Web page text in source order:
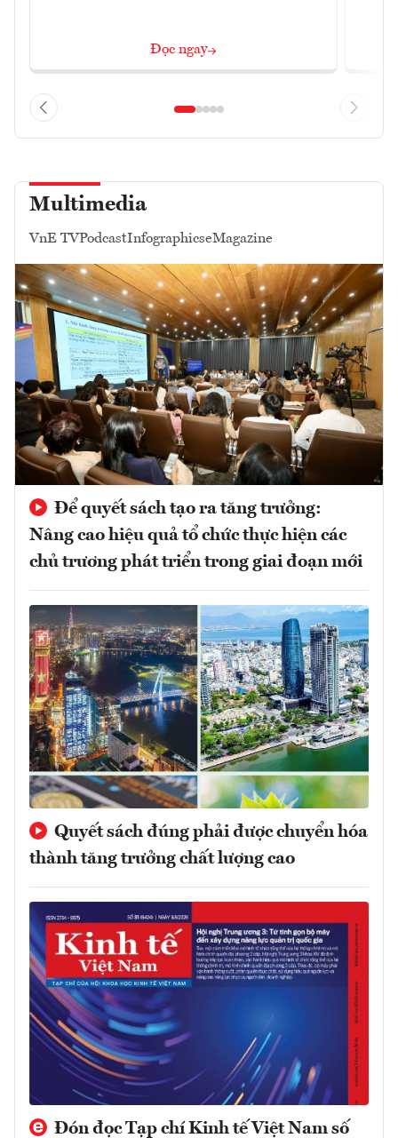
Đọc ngay
Multimedia
VnE TVPodcastInfographicseMagazine
Để quyết sách tạo ra tăng trưởng:
Nâng cao hiệu quả tổ chức thực hiện các
chủ trương phát triển trong giai đoạn mới
Quyết sách đúng phải được chuyển hóa
thành tăng trưởng chất lượng cao
Đón đọc Tạp chí Kinh tế Việt Nam số